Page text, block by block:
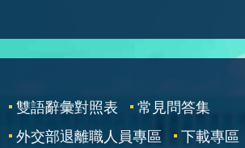
雙語辭彙對照表
常見問答集
外交部退離職人員專區
下載專區